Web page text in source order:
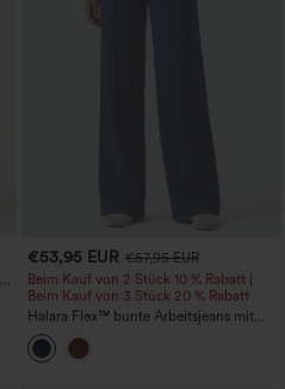
€53,95 EUR €57,95 EUR
Beim Kauf von 2 Stück 10 % Rabatt |
Beim Kauf von 3 Stück 20 % Rabatt
Halara Flex™ bunte Arbeitsjeans mit
niedrigem Bund, geradem Bein und
Taschen